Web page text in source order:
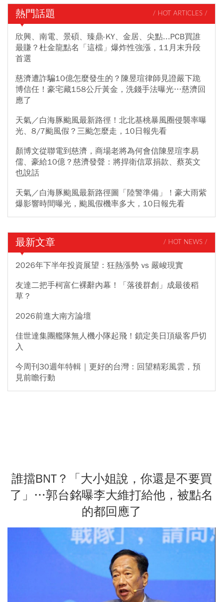
熱門話題 / HOT ARTICLES /
欣興、南電、景碩、臻鼎-KY、金居、尖點...PCB買誰
最賺？杜金龍點名「這檔」爆炸性強漲，11月末升段
首選
慈濟遭詐騙10億怎麼發生的？陳昱瑄律師見證嚴下跪
博信任！豪宅藏158公斤黃金，洗錢手法曝光…慈濟回
應了
天氣／白海豚颱風最新路徑！北北基桃暴風圈侵襲率曝
光、8/7颱風假？三颱怎麼走，10日報先看
顏博文從聯電到慈濟，商場老將為何會信陳昱瑄李易
儒、豪給10億？慈濟發聲：將捍衛信眾捐款、蔡英文
也說話
天氣／白海豚颱風最新路徑圖「陸警準備」！豪大雨紫
爆影響時間曝光，颱風假機率多大，10日報先看
最新文章 / HOT NEWS /
2026年下半年投資展望：狂熱漲勢 vs 嚴峻現實
友達二把手柯富仁裸辭內幕！「落後群創」成最後稻
草？
2026前進大南方論壇
佳世達集團艦隊無人機小隊起飛！鎖定美日頂級客戶切
入
今周刊30週年特輯｜更好的台灣：回望精彩風雲，預
見前瞻行動
誰擋BNT？「大小姐說，你還是不要買
了」…郭台銘曝李大維打給他，被點名
的都回應了